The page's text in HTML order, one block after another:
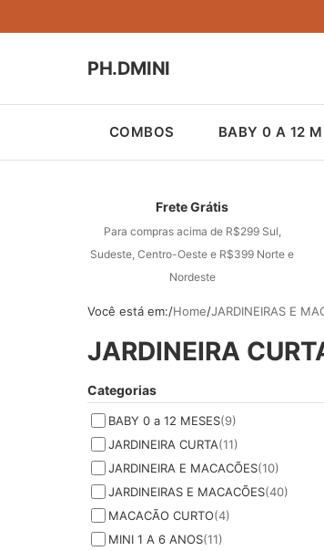
PH.DMINI
COMBOS BABY 0 A 12
Frete Grátis
Para compras acima de R$299 Sul,
Sudeste, Centro-Oeste e R$399 Norte e
Nordeste
Você está em: Home JARDINEIRAS E
JARDINEIRA
Categorias
BABY 0 a 12 MESES(9)
JARDINEIRA CURTA(11)
JARDINEIRA E MACACÕES(10)
JARDINEIRAS E MACACÕES(40)
MACACÃO CURTO(4)
MINI 1 A 6 ANOS(11)
DESTAQUE
DESTAQUE
DESTAQUE
DESTAQUE